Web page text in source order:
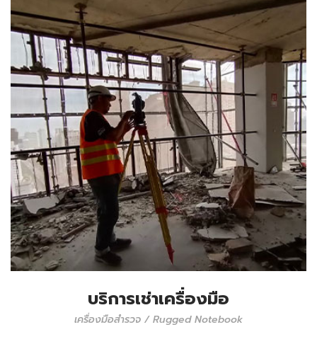
บริการเช่าเครื่องมือ
เครื่องมือสำรวจ / Rugged Notebook